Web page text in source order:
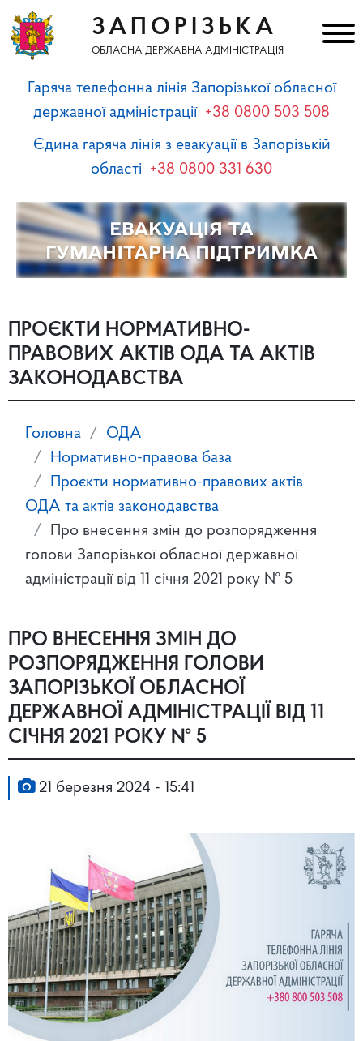
ЗАПОРІЗЬКА
ОБЛАСНА ДЕРЖАВНА АДМІНІСТРАЦІЯ
Гаряча телефонна лінія Запорізької обласної
державної адміністрації +38 0800 503 508
Єдина гаряча лінія з евакуації в Запорізькій
області +38 0800 331 630
ПРОЄКТИ НОРМАТИВНО-
ПРАВОВИХ АКТІВ ОДА ТА АКТІВ
ЗАКОНОДАВСТВА
Головна
ОДА
Нормативно-правова база
Проєкти нормативно-правових актів
ОДА та актів законодавства
Про внесення змін до розпорядження
голови Запорізької обласної державної
адміністрації від 11 січня 2021 року № 5
ПРО ВНЕСЕННЯ ЗМІН ДО
РОЗПОРЯДЖЕННЯ ГОЛОВИ
ЗАПОРІЗЬКОЇ ОБЛАСНОЇ
ДЕРЖАВНОЇ АДМІНІСТРАЦІЇ ВІД 11
СІЧНЯ 2021 РОКУ № 5
21 березня 2024 - 15:41